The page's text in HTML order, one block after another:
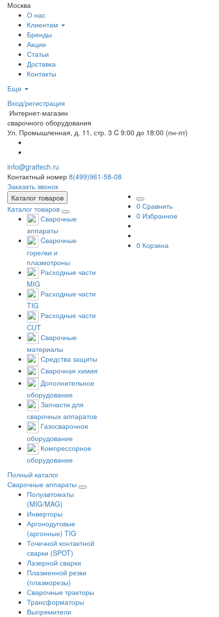
Москва
О нас
Клиентам
Бренды
Акции
Статьи
Доставка
Контакты
Еще
Вход/регистрация
Интернет-магазин
сварочного оборудования
Ул. Промышленная, д. 11, стр. 3 C 9:00 до 18:00 (пн-пт)
info@grattech.ru
Контактный номер 8(499)961-58-08
Заказать звонок
Каталог товаров
Каталог товаров
Сварочные
аппараты
Cварочные
горелки и
плазмотроны
Расходные части
MIG
Расходные части
TIG
Расходные части
CUT
Сварочные
материалы
Средства защиты
Сварочная химия
Дополнительное
оборудование
Запчасти для
сварочных аппаратов
Газосварочное
оборудование
Компрессорное
оборудование
Полный каталог
Сварочные аппараты
Полуавтоматы
(MIG/MAG)
Инверторы
Аргонодуговые
(аргонные) TIG
Точечной контактной
сварки (SPOT)
Лазерной сварки
Плазменной резки
(плазморезы)
Сварочные тракторы
Трансформаторы
Выпрямители
0 Сравнить
0 Избранное
0 Корзина